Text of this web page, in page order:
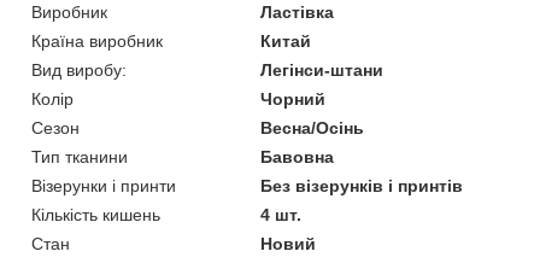
Виробник
Ластівка
Країна виробник
Китай
Вид виробу:
Легінси-штани
Колір
Чорний
Сезон
Весна/Осінь
Тип тканини
Бавовна
Візерунки і принти
Без візерунків і принтів
Кількість кишень
4 шт.
Стан
Новий